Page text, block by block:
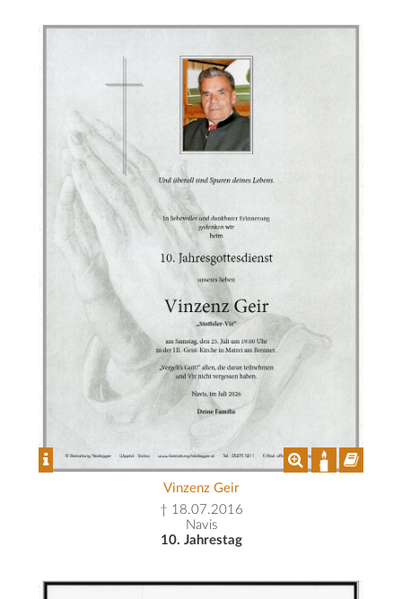
Vinzenz Geir
† 18.07.2016
Navis
10. Jahrestag